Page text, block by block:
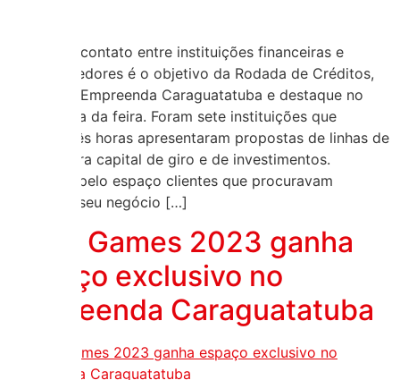
Facilitar o contato entre instituições financeiras e
empreendedores é o objetivo da Rodada de Créditos,
inédita no Empreenda Caraguatatuba e destaque no
terceiro dia da feira. Foram sete instituições que
durante três horas apresentaram propostas de linhas de
crédito para capital de giro e de investimentos.
Passaram pelo espaço clientes que procuravam
alavancar seu negócio […]
Geek Games 2023 ganha
espaço exclusivo no
Empreenda Caraguatatuba